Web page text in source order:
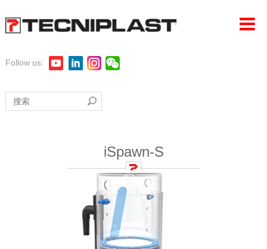
首页
可持续性发展
Follow us:
iSpawn-S